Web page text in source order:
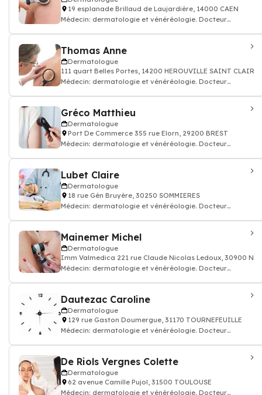
19 esplanade Brillaud de Laujardière, 14000 CAEN
Médecin: dermatologie et vénéréologie. Docteur
Thomas Anne
Dermatologue
111 quart Belles Portes, 14200 HEROUVILLE SAINT CLAIR
Médecin: dermatologie et vénéréologie. Docteur
Gréco Matthieu
Dermatologue
Port De Commerce 355 rue Elorn, 29200 BREST
Médecin: dermatologie et vénéréologie. Docteur
Lubet Claire
Dermatologue
18 rue Gén Bruyère, 30250 SOMMIERES
Médecin: dermatologie et vénéréologie. Docteur
Mainemer Michel
Dermatologue
Imm Valmedica 221 rue Claude Nicolas Ledoux, 30900
Médecin: dermatologie et vénéréologie. Docteur
Dautezac Caroline
Dermatologue
129 rue Gaston Doumergue, 31170 TOURNEFEUILLE
Médecin: dermatologie et vénéréologie. Docteur
De Riols Vergnes Colette
Dermatologue
62 avenue Camille Pujol, 31500 TOULOUSE
Médecin: dermatologie et vénéréologie. Docteur